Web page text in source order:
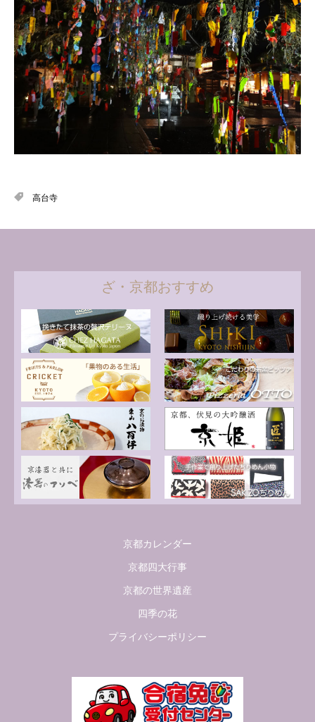
高台寺
ざ・京都おすすめ
京都カレンダー
京都四大行事
京都の世界遺産
四季の花
プライバシーポリシー